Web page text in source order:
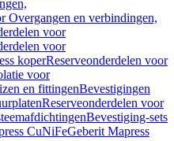
Overgangen en verbindingen,
voor
voor
koperReserveonderdelen voor
voor
en fittingenBevestigingen
Reserveonderdelen voor
Bevestiging-sets
CuNiFeGeberit Mapress